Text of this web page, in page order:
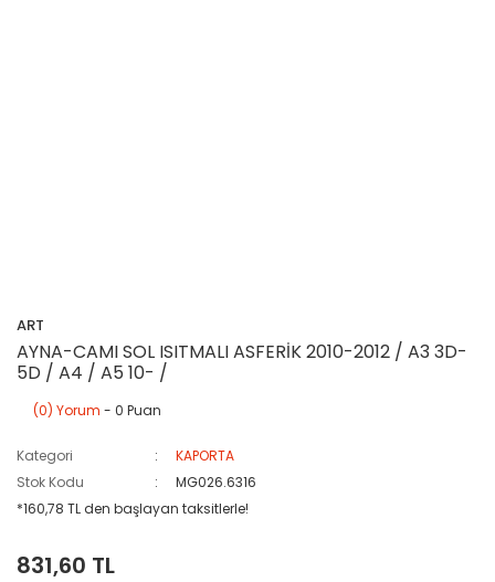
ART
AYNA-CAMI SOL ISITMALI ASFERİK 2010-2012 / A3 3D-
5D / A4 / A5 10- /
(0) Yorum - 0 Puan
Kategori
KAPORTA
Stok Kodu
MG026.6316
*160,78 TL den başlayan taksitlerle!
831,60 TL